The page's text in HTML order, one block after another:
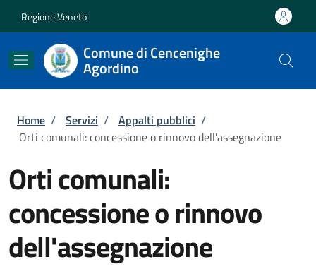
Regione Veneto
Comune di Cencenighe
Agordino
Briciole di pane
Home / Servizi / Appalti pubblici /
Orti comunali: concessione o rinnovo dell'assegnazione
Orti comunali:
concessione o rinnovo
dell'assegnazione